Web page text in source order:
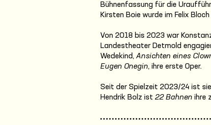
Bühnenfassung für die
Kirsten Boie wurde im Felix
Von 2018 bis 2023 war
Landestheater Detmold
Wedekind,Ansichten eines
Eugen Onegin, ihre erste Oper.
Seit der Spielzeit 2023/24 ist
Hendrik Bolz ist 22 Bahnen ihre